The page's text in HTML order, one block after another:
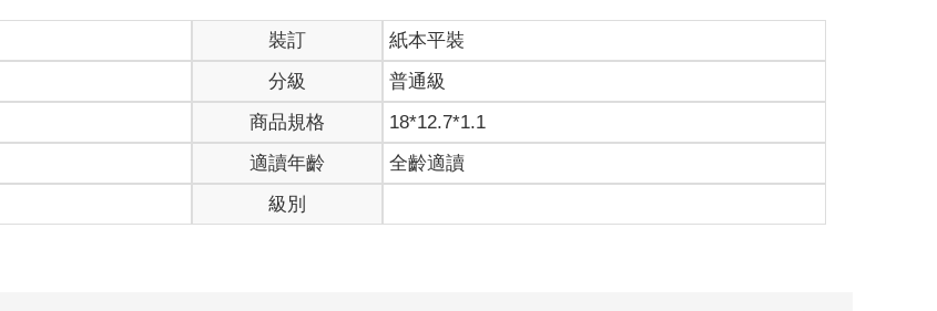
裝訂
紙本平裝
分級
普通級
商品規格
18*12.7*1.1
適讀年齡
全齡適讀
級別